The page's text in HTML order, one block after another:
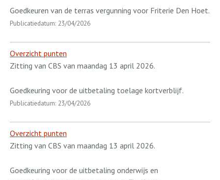
Goedkeuren van de terras vergunning voor Friterie Den Hoet.
Publicatiedatum: 23/04/2026
Overzicht punten
Zitting van CBS van maandag 13 april 2026.
Goedkeuring voor de uitbetaling toelage kortverblijf.
Publicatiedatum: 23/04/2026
Overzicht punten
Zitting van CBS van maandag 13 april 2026.
Goedkeuring voor de uitbetaling onderwijs en